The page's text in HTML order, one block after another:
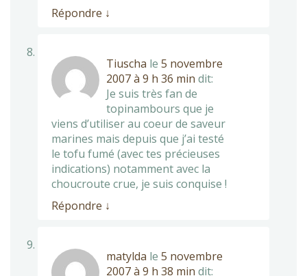
Répondre ↓
Tiuscha le 5 novembre
2007 à 9 h 36 min dit:
Je suis très fan de
topinambours que je
viens d’utiliser au coeur de saveur
marines mais depuis que j’ai testé
le tofu fumé (avec tes précieuses
indications) notamment avec la
choucroute crue, je suis conquise !
Répondre ↓
matylda le 5 novembre
2007 à 9 h 38 min dit: